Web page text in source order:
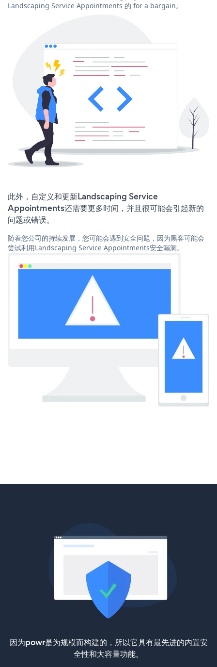
Landscaping Service Appointments 的 for a bargain。
此外，自定义和更新Landscaping Service
Appointments还需要更多时间，并且很可能会引起新的
问题或错误。
随着您公司的持续发展，您可能会遇到安全问题，因为黑客可能会
尝试利用Landscaping Service Appointments安全漏洞。
因为powr是为规模而构建的，所以它具有最先进的内置安
全性和大容量功能。